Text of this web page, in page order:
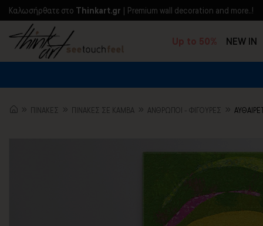
Kαλωσήρθατε στο Thinkart.gr | Premium wall decoration and more..!
Up to 50% NEW IN
ΠΙΝΑΚΕΣ ΠΙΝΑΚΕΣ ΣΕ ΚΑΜΒΑ ΆΝΘΡΩΠΟΙ - ΦΙΓΟΎΡΕΣ